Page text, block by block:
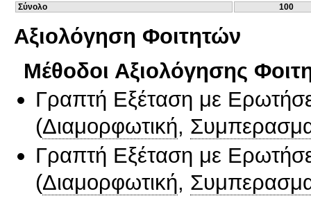
Σύνολο
100
Αξιολόγηση Φοιτητών
Μέθοδοι Αξιολόγησης
Γραπτή Εξέταση με
(Διαμορφωτική,
Γραπτή Εξέταση με
(Διαμορφωτική,